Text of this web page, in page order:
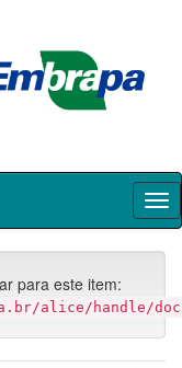
para este item:
alice/handle/doc/